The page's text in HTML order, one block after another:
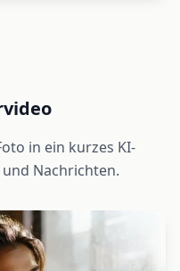
in ein kurzes KI-
Nachrichten.